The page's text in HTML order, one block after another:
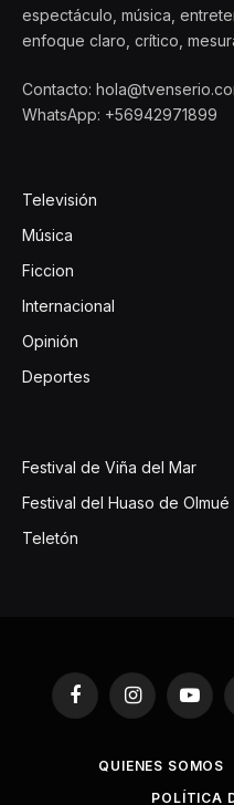
espectáculo, música,
enfoque claro, crítico,
Contacto:
WhatsApp: +56942971899
Televisión
Música
Ficcion
Internacional
Opinión
Deportes
Festival de Viña del Mar
Festival del Huaso de Olmué
Teletón
FacebookInstagram
QUIENES SOMOS
POLÍTICA